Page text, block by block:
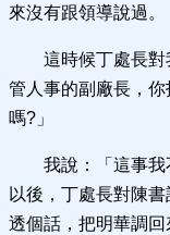
來沒有跟領導說過。
這時候丁處長
管人事的副廠長，
嗎?」
我說：「這事
以後，丁處長對陳
透個話，把明華調回